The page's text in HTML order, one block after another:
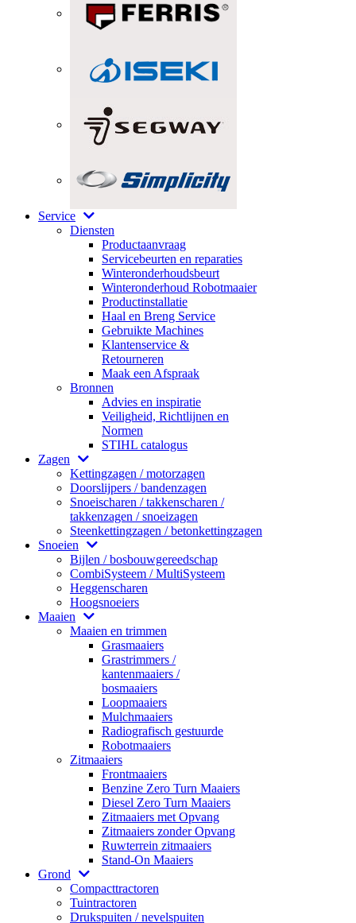
Service
Diensten
Productaanvraag
Servicebeurten en reparaties
Winteronderhoudsbeurt
Winteronderhoud Robotmaaier
Productinstallatie
Haal en Breng Service
Gebruikte Machines
Klantenservice &
Retourneren
Maak een Afspraak
Bronnen
Advies en inspiratie
Veiligheid, Richtlijnen en
Normen
STIHL catalogus
Zagen
Kettingzagen / motorzagen
Doorslijpers / bandenzagen
Snoeischaren / takkenscharen /
takkenzagen / snoeizagen
Steenkettingzagen / betonkettingzagen
Snoeien
Bijlen / bosbouwgereedschap
CombiSysteem / MultiSysteem
Heggenscharen
Hoogsnoeiers
Maaien
Maaien en trimmen
Grasmaaiers
Grastrimmers /
kantenmaaiers /
bosmaaiers
Loopmaaiers
Mulchmaaiers
Radiografisch gestuurde
Robotmaaiers
Zitmaaiers
Frontmaaiers
Benzine Zero Turn Maaiers
Diesel Zero Turn Maaiers
Zitmaaiers met Opvang
Zitmaaiers zonder Opvang
Ruwterrein zitmaaiers
Stand-On Maaiers
Grond
Compacttractoren
Tuintractoren
Drukspuiten / nevelspuiten